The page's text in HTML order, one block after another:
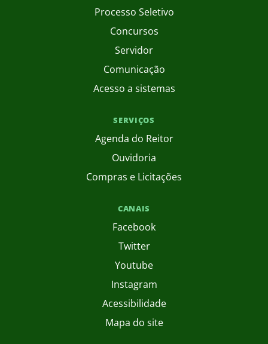
Processo Seletivo
Concursos
Servidor
Comunicação
Acesso a sistemas
SERVIÇOS
Agenda do Reitor
Ouvidoria
Compras e Licitações
CANAIS
Facebook
Twitter
Youtube
Instagram
Acessibilidade
Mapa do site